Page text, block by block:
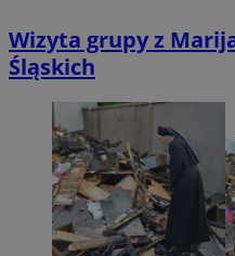
Wizyta grupy z
Śląskich